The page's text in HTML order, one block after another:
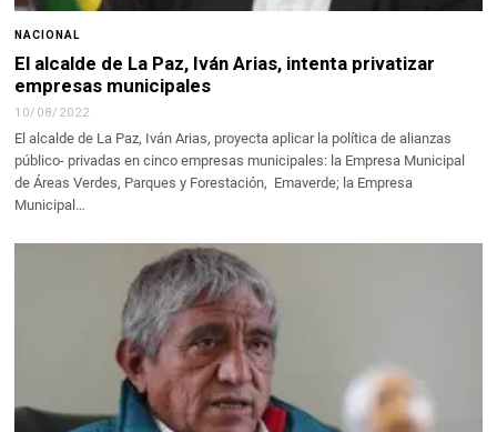
NACIONAL
El alcalde de La Paz, Iván Arias, intenta privatizar
empresas municipales
10/08/2022
El alcalde de La Paz, Iván Arias, proyecta aplicar la política de alianzas
público- privadas en cinco empresas municipales: la Empresa Municipal
de Áreas Verdes, Parques y Forestación, Emaverde; la Empresa
Municipal…